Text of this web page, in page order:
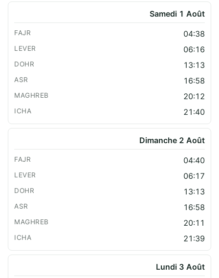
Samedi 1 Août
04:38
06:16
13:13
16:58
20:12
21:40
Dimanche 2 Août
04:40
06:17
13:13
16:58
20:11
21:39
Lundi 3 Août